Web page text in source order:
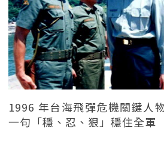
1996 年台海飛彈危機關鍵人
一句「穩、忍、狠」穩住全軍